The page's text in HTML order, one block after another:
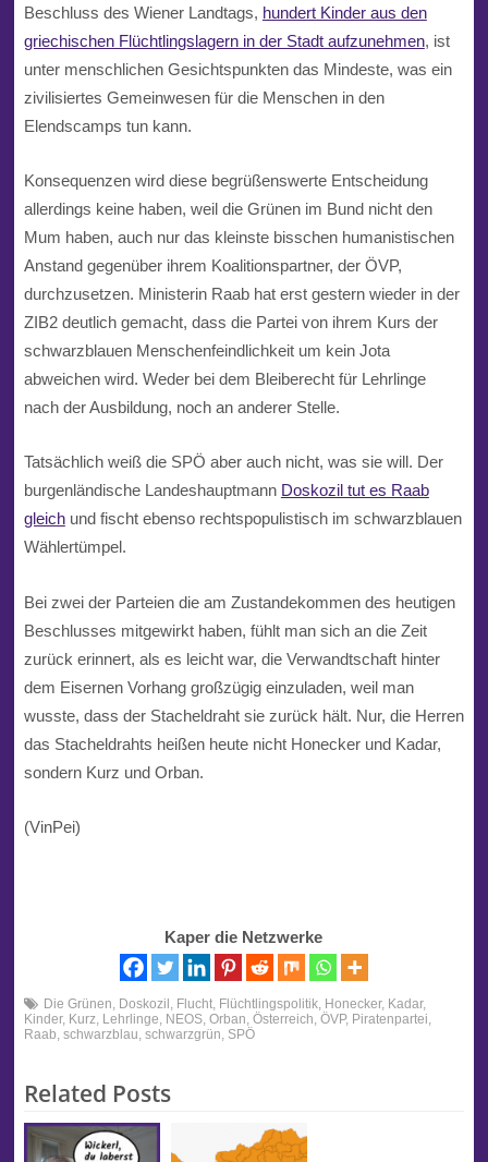
Beschluss des Wiener Landtags, hundert Kinder aus den
griechischen Flüchtlingslagern in der Stadt aufzunehmen, ist
unter menschlichen Gesichtspunkten das Mindeste, was ein
zivilisiertes Gemeinwesen für die Menschen in den
Elendscamps tun kann.
Konsequenzen wird diese begrüßenswerte Entscheidung
allerdings keine haben, weil die Grünen im Bund nicht den
Mum haben, auch nur das kleinste bisschen humanistischen
Anstand gegenüber ihrem Koalitionspartner, der ÖVP,
durchzusetzen. Ministerin Raab hat erst gestern wieder in der
ZIB2 deutlich gemacht, dass die Partei von ihrem Kurs der
schwarzblauen Menschenfeindlichkeit um kein Jota
abweichen wird. Weder bei dem Bleiberecht für Lehrlinge
nach der Ausbildung, noch an anderer Stelle.
Tatsächlich weiß die SPÖ aber auch nicht, was sie will. Der
burgenländische Landeshauptmann Doskozil tut es Raab
gleichund fischt ebenso rechtspopulistisch im schwarzblauen
Wählertümpel.
Bei zwei der Parteien die am Zustandekommen des heutigen
Beschlusses mitgewirkt haben, fühlt man sich an die Zeit
zurück erinnert, als es leicht war, die Verwandtschaft hinter
dem Eisernen Vorhang großzügig einzuladen, weil man
wusste, dass der Stacheldraht sie zurück hält. Nur, die Herren
das Stacheldrahts heißen heute nicht Honecker und Kadar,
sondern Kurz und Orban.
(VinPei)
Kaper die Netzwerke
Die Grünen, Doskozil , Flucht, Flüchtlingspolitik, Honecker, Kadar,
Kinder, Kurz, Lehrlinge, NEOS, Orban, Österreich, ÖVP, Piratenpartei,
Raab, schwarzblau, schwarzgrün, SPÖ
Related Posts